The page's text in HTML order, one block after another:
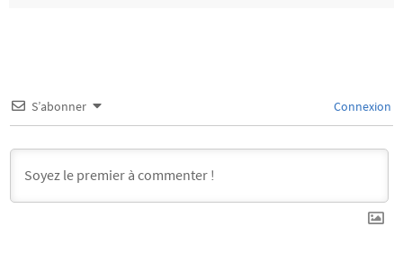
S’abonner Connexion